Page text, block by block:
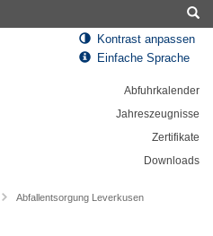
Kontrast anpassen
Einfache Sprache
Abfuhrkalender
Jahreszeugnisse
Zertifikate
Downloads
Abfallentsorgung Leverkusen